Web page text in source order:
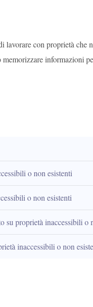
con proprietà che
informazioni
o non esistenti
o non esistenti
su proprietà inaccessibili o
inaccessibili o non